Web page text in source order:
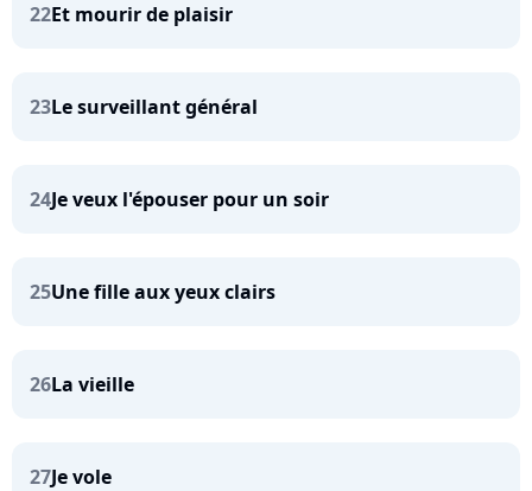
22Et mourir de plaisir
23Le surveillant général
24Je veux l'épouser pour un soir
25Une fille aux yeux clairs
26La vieille
27Je vole